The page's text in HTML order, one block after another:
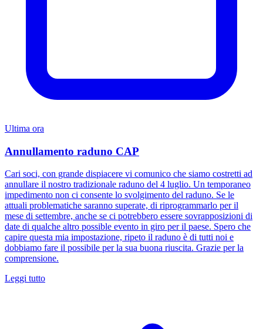
Ultima ora
Annullamento raduno CAP
Cari soci, con grande dispiacere vi comunico che siamo costretti ad
annullare il nostro tradizionale raduno del 4 luglio. Un temporaneo
impedimento non ci consente lo svolgimento del raduno. Se le
attuali problematiche saranno superate, di riprogrammarlo per il
mese di settembre, anche se ci potrebbero essere sovrapposizioni di
date di qualche altro possible evento in giro per il paese. Spero che
capire questa mia impostazione, ripeto il raduno è di tutti noi e
dobbiamo fare il possibile per la sua buona riuscita. Grazie per la
comprensione.
Leggi tutto